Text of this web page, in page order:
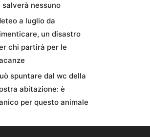
salverà nessuno
a luglio da
un disastro
chi partirà per le
spuntare dal wc della
abitazione: è
per questo animale